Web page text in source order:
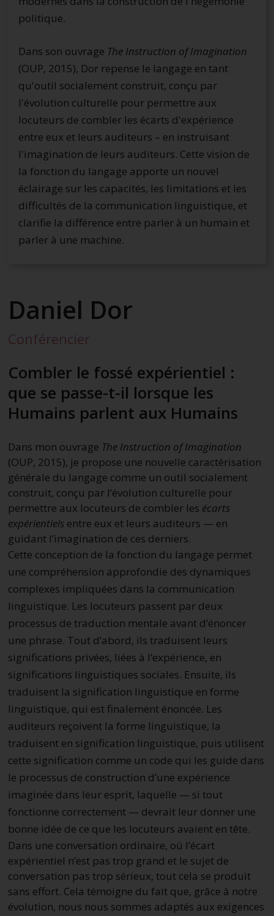
politique.
Dans son ouvrage The Instruction of Imagination
(OUP, 2015), Dor repense le langage en tant
qu'outil socialement construit, conçu par
l'évolution culturelle pour permettre aux
locuteurs de combler les écarts d'expérience
entre eux et leurs auditeurs – en instruisant
l'imagination de leurs auditeurs. Cette vision de
la fonction du langage apporte un nouvel
éclairage sur les capacités, les limitations et les
difficultés de la communication linguistique, et
clarifie la différence entre parler à un humain et
parler à une machine.
Daniel Dor
Conférencier
Combler le fossé expérientiel :
que se passe-t-il lorsque les
Humains parlent aux Humains
Dans mon ouvrage The Instruction of Imagination
(OUP, 2015), je propose une nouvelle caractérisation
générale du langage comme un outil socialement
construit, conçu par l’évolution culturelle pour
permettre aux locuteurs de combler les écarts
expérientielsentre eux et leurs auditeurs — en
guidant l’imagination de ces derniers.
Cette conception de la fonction du langage permet
une compréhension approfondie des dynamiques
complexes impliquées dans la communication
linguistique. Les locuteurs passent par deux
processus de traduction mentale avant d’énoncer
une phrase. Tout d’abord, ils traduisent leurs
significations privées, liées à l’expérience, en
significations linguistiques sociales. Ensuite, ils
traduisent la signification linguistique en forme
linguistique, qui est finalement énoncée. Les
auditeurs reçoivent la forme linguistique, la
traduisent en signification linguistique, puis utilisent
cette signification comme un code qui les guide dans
le processus de construction d’une expérience
imaginée dans leur esprit, laquelle — si tout
fonctionne correctement — devrait leur donner une
bonne idée de ce que les locuteurs avaient en tête.
Dans une conversation ordinaire, où l’écart
expérientiel n’est pas trop grand et le sujet de
conversation pas trop sérieux, tout cela se produit
sans effort. Cela témoigne du fait que, grâce à notre
évolution, nous nous sommes adaptés aux exigences